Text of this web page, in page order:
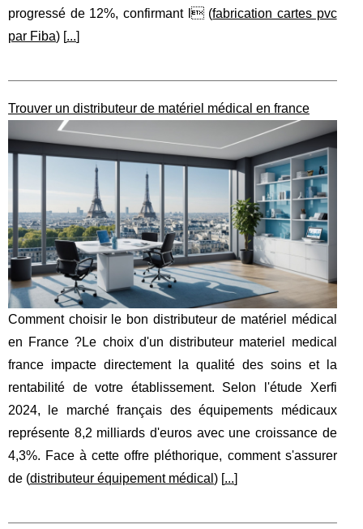
progressé de 12%, confirmant l (fabrication cartes pvc
par Fiba) [...]
Trouver un distributeur de matériel médical en france
Comment choisir le bon distributeur de matériel médical
en France ?Le choix d'un distributeur materiel medical
france impacte directement la qualité des soins et la
rentabilité de votre établissement. Selon l'étude Xerfi
2024, le marché français des équipements médicaux
représente 8,2 milliards d'euros avec une croissance de
4,3%. Face à cette offre pléthorique, comment s'assurer
de (distributeur équipement médical ) [...]